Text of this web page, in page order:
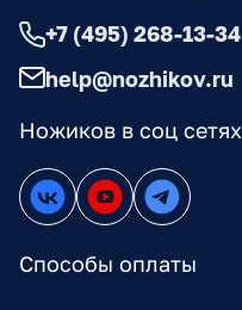
Ножиков в соц сетях
Способы оплаты
+7 (495) 268-13-34
help@nozhikov.ru